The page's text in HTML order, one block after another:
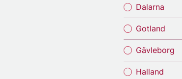
Dalarna
Gotland
Gävleborg
Halland